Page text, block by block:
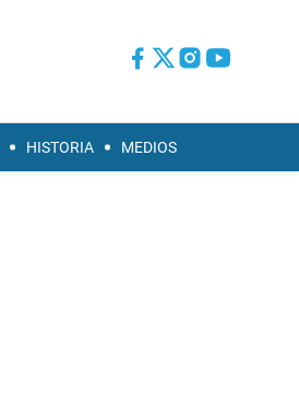
HISTORIA MEDIOS